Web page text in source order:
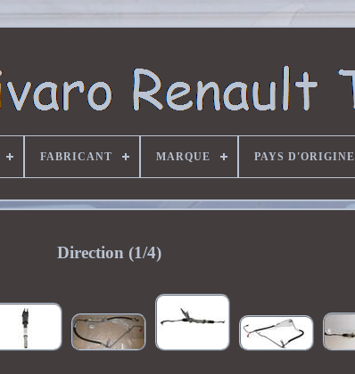
FABRICANT MARQUE PAYS D'ORIGINE
Direction (1/4)